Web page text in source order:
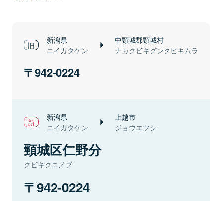
新潟県
ニイガタケン
中頸城郡頸城村
ナカクビキグンクビキムラ
942-0224
新潟県
ニイガタケン
上越市
ジョウエツシ
頸城区仁野分
クビキクニノブ
942-0224